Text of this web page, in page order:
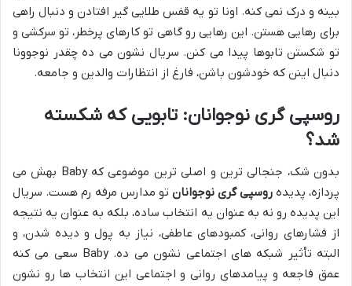
بینه و درک نمی کنه. اونا تو یه قفس طلایی گیر افتادن و دنبال راهی
برای رهایی هستن. این رهایی رو گاهی تو کارهای پرخطر، تو سرکشی و
تو شکستن تابوها پیدا می کنن. سریال نشون می ده چقدر نوجوونا
دنبال اینن که خودشون باشن، فارغ از انتظارات والدین و جامعه.
روسپی گری نوجوانان: تابویی که شکسته
شد؟
بدون شک، جنجالی ترین و اصلی ترین موضوعی که Baby بهش می
پردازه، پدیده روسپی گری نوجوانان تو مدارس مرفه رم هست. سریال
این پدیده رو نه به عنوان یه انتخاب ساده، بلکه به عنوان یه نتیجه
از فشارهای روانی، کمبودهای عاطفی، نیاز به پول و دیده شدن، و
البته تأثیر شبکه های اجتماعی نشون می ده. Baby سعی می کنه
عمق فاجعه و پیامدهای روانی و اجتماعی این انتخاب ها رو نشون